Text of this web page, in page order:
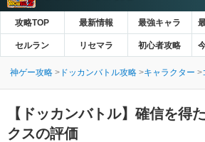
攻略TOP 最新情報 最強キャラ
セルラン リセマラ 初心者攻略
神ゲー攻略 ドッカンバトル攻略 キャラクター
【ドッカンバトル】 確信を得
クスの評価